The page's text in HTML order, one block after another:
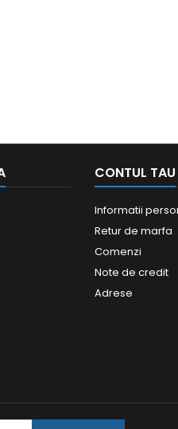
CONTUL TAU
Informatii
Retur de marfa
Comenzi
Note de credit
Adrese